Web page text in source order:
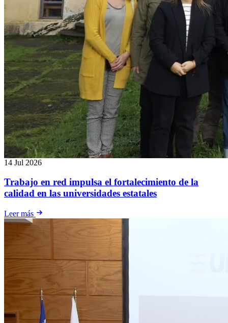
14 Jul 2026
Trabajo en red impulsa el fortalecimiento de la
calidad en las universidades estatales
Leer más